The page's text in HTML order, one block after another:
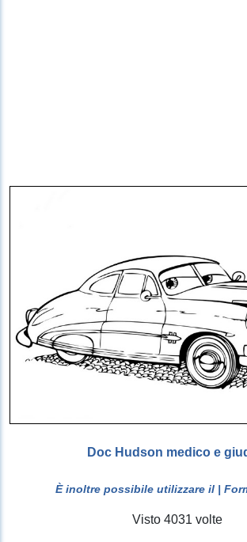
Doc Hudson medico e
È inoltre possibile utilizzare il |
Visto 4031 volte